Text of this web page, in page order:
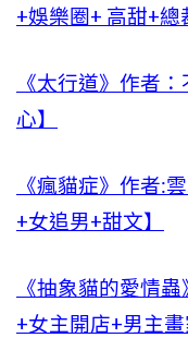
+娛樂圈+ 高甜+總
《太行道》作者
心】
《瘋貓症》作者:
+女追男+甜文】
《抽象貓的愛情
+女主開店+男主畫